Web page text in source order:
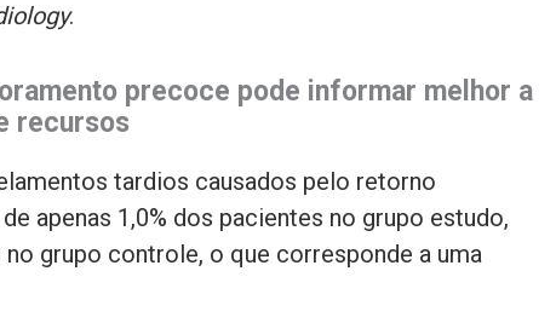
.
precoce pode informar melhor a
recursos
tardios causados ​​pelo retorno
apenas 1,0% dos pacientes no grupo estudo,
grupo controle, o que corresponde a uma